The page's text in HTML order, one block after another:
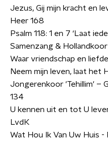
Jezus, Gij mijn kracht en
Heer 168
Psalm 118: 1 en 7 ‘Laat
Samenzang &
Waar vriendschap en
Neem mijn leven, laat het
Jongerenkoor 'Tehillim' –
134
U kennen uit en tot U
LvdK
Wat Hou Ik Van Uw Huis -